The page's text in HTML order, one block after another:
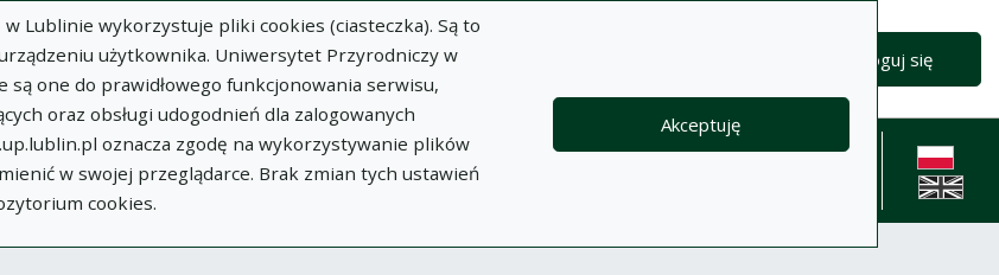
Lublinie wykorzystuje pliki cookies (ciasteczka). Są to
użytkownika. Uniwersytet Przyrodniczy w
one do prawidłowego funkcjonowania serwisu,
oraz obsługi udogodnień dla zalogowanych
oznacza zgodę na wykorzystywanie plików
w swojej przeglądarce. Brak zmian tych ustawień
cookies.
Akceptuję
Zaloguj się
Dodaj
publikację
O
Repozytorium
Dokumenty Informacje Pomoc
Polityka
Kontakt
English